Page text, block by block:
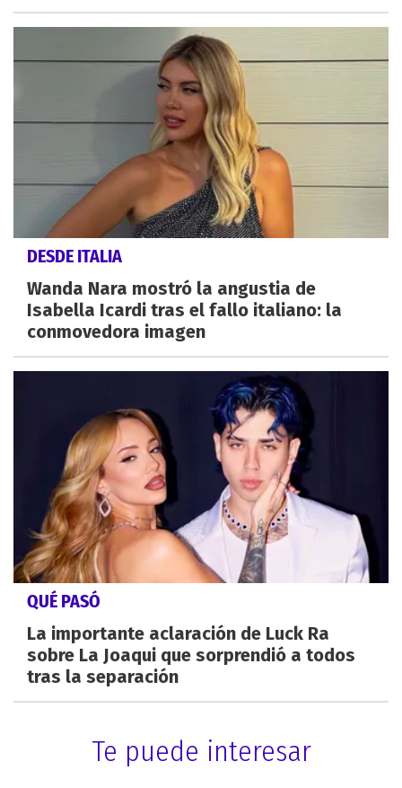
DESDE ITALIA
Wanda Nara mostró la angustia de
Isabella Icardi tras el fallo italiano: la
conmovedora imagen
QUÉ PASÓ
La importante aclaración de Luck Ra
sobre La Joaqui que sorprendió a todos
tras la separación
Te puede interesar